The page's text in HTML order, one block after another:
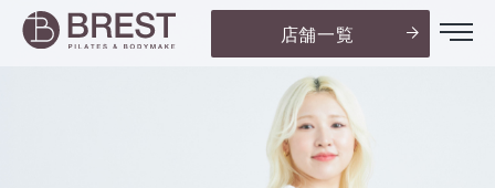
店舗一覧